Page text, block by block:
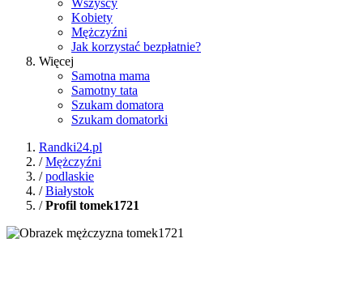
Wszyscy
Kobiety
Mężczyźni
Jak korzystać bezpłatnie?
Więcej
Samotna mama
Samotny tata
Szukam domatora
Szukam domatorki
Randki24.pl
/Mężczyźni
/podlaskie
/Białystok
/Profil tomek1721